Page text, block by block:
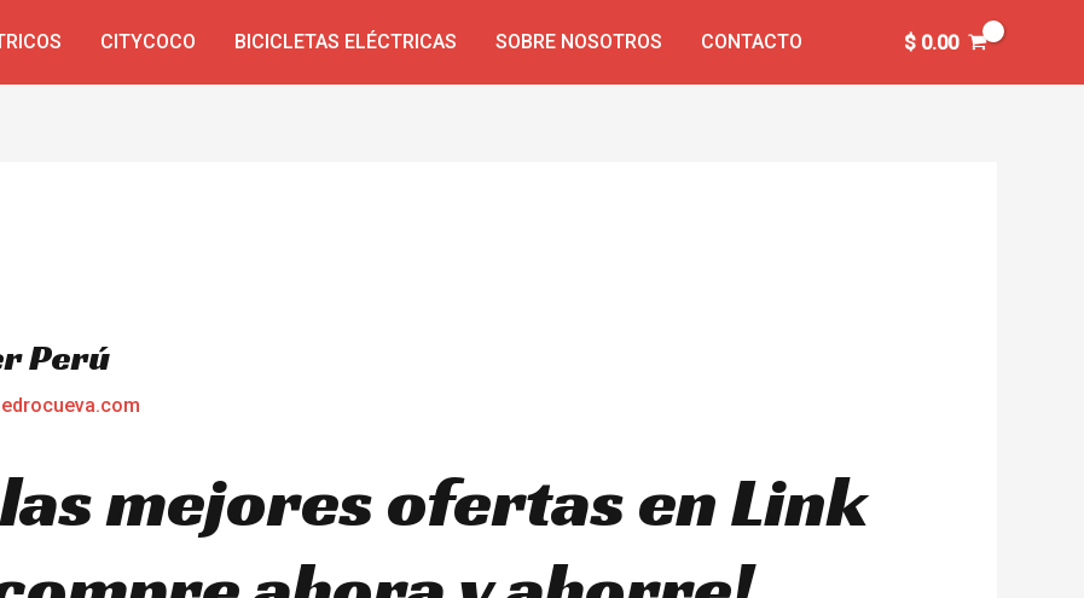
CITYCOCO BICICLETAS ELÉCTRICAS SOBRE NOSOTROS CONTACTO $0.00
Perú
mejores ofertas en Link